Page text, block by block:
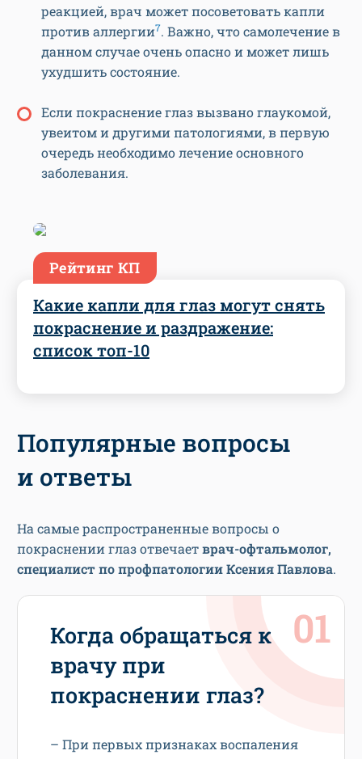
реакцией, врач может посоветовать капли
против аллергии7. Важно, что самолечение в
данном случае очень опасно и может лишь
ухудшить состояние.
Если покраснение глаз вызвано глаукомой,
увеитом и другими патологиями, в первую
очередь необходимо лечение основного
заболевания.
Рейтинг КП
Какие капли для глаз могут снять
покраснение и раздражение:
список топ-10
Популярные вопросы
и ответы
На самые распространенные вопросы о
покраснении глаз отвечаетврач-офтальмолог,
специалист по профпатологии Ксения Павлова.
Когда обращаться к
врачу при
покраснении глаз?
– При первых признаках воспаления